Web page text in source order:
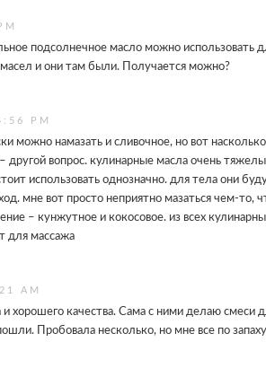
подсолнечное масло можно использовать
и они там были. Получается можно?
PM
можно намазать и сливочное, но вот насколько
другой вопрос. кулинарные масла очень
использовать однозначно. для тела они
мне вот просто неприятно мазаться чем-то,
– кунжутное и кокосовое. из всех
для массажа
AM
хорошего качества. Сама с ними делаю смеси
Пробовала несколько, но мне все по запаху